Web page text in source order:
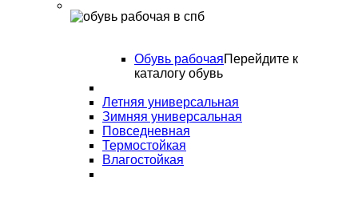
Обувь рабочаяПерейдите к
каталогу обувь
Летняя универсальная
Зимняя универсальная
Повседневная
Термостойкая
Влагостойкая